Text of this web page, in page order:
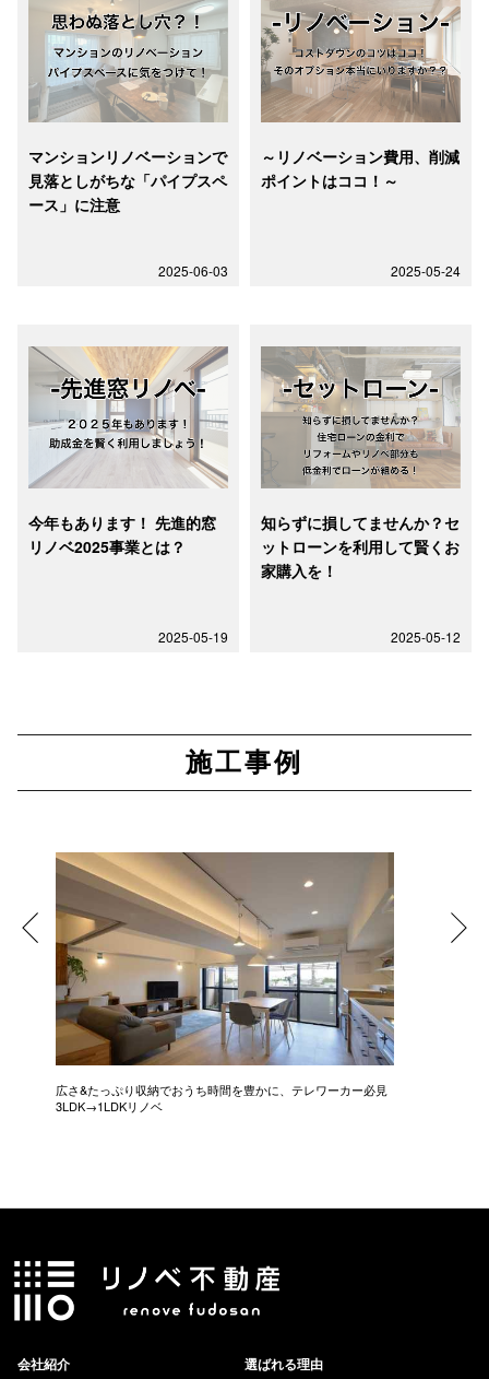
マンションリノベーションで
見落としがちな「パイプスペ
ース」に注意
2025-06-03
～リノベーション費用、削減
ポイントはココ！～
2025-05-24
今年もあります！ 先進的窓
リノベ2025事業とは？
2025-05-19
知らずに損してませんか？セ
ットローンを利用して賢くお
家購入を！
2025-05-12
施工事例
広さ&たっぷり収納でおうち時間を豊かに、テレワーカー必見
3LDK→1LDKリノベ
会社紹介 選ばれる理由